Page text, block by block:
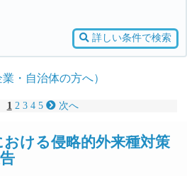
詳しい条件で検索
・自治体の方へ）
1 2 3 4 5 次へ
おける侵略的外来種対策